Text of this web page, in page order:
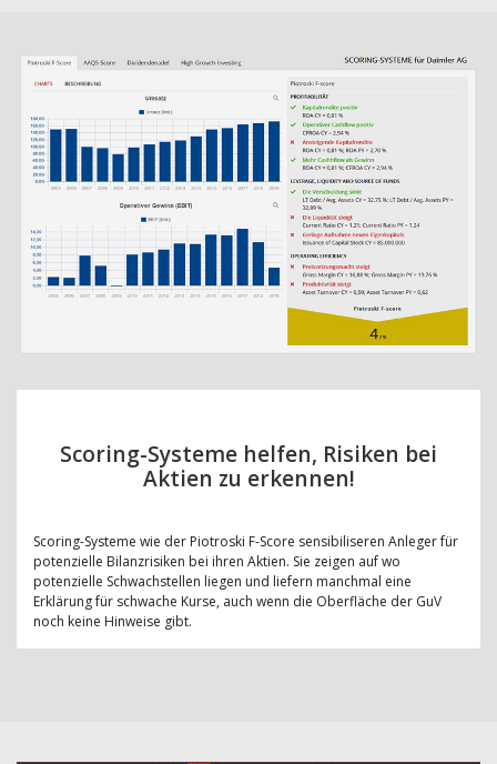
Scoring-Systeme helfen, Risiken bei
Aktien zu erkennen!
Scoring-Systeme wie der Piotroski F-Score sensibiliseren Anleger für
potenzielle Bilanzrisiken bei ihren Aktien. Sie zeigen auf wo
potenzielle Schwachstellen liegen und liefern manchmal eine
Erklärung für schwache Kurse, auch wenn die Oberfläche der GuV
noch keine Hinweise gibt.